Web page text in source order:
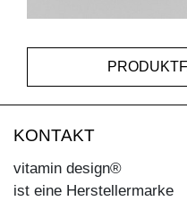
KONTAKT
vitamin design®
ist eine Herstellermarke